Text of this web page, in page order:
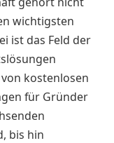
wichtigsten
ist das Feld der
kostenlosen
für Gründer
bis hin